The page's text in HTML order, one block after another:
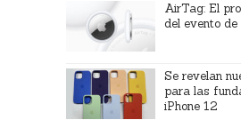
AirTag: El
del evento
Se revelan
para las
iPhone 12